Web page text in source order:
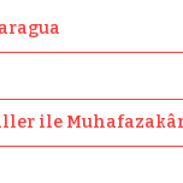
ile